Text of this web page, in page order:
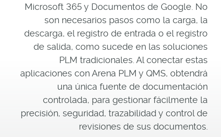
Microsoft 365 y Documentos de Google. No
son necesarios pasos como la carga, la
descarga, el registro de entrada o el registro
de salida, como sucede en las soluciones
PLM tradicionales. Al conectar estas
aplicaciones con Arena PLM y QMS, obtendrá
una única fuente de documentación
controlada, para gestionar fácilmente la
precisión, seguridad, trazabilidad y control de
revisiones de sus documentos.